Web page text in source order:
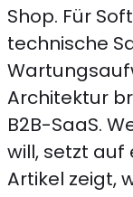
Shop. Für
technische
Architektur
B2B-SaaS.
will, setzt auf
Artikel zeigt,